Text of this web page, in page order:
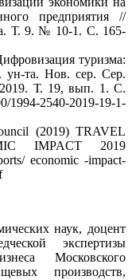
предприятия //
Т. 9. № 10-1. С. 165-
туризма:
ун-та. Нов. сер. Сер.
Т. 19, вып. 1. С.
1994-2540-2019-19-1-
(2019) TRAVEL
IMPACT 2019
economic -impact-
наук, доцент
экспертизы
Московского
производств,